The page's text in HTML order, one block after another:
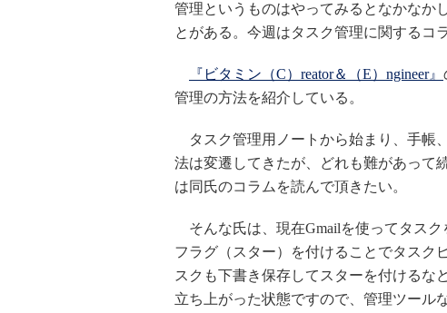
管理というものはやってみるとなかなか
とがある。今週はタスク管理に関するコ
『ビタミン（C）reator＆（E）ngineer』
管理の方法を紹介している。
タスク管理用ノートから始まり、手帳
法は変遷してきたが、どれも難があって
は同氏のコラムを読んで頂きたい。
そんな氏は、現在Gmailを使ってタス
フラグ（スター）を付けることでタスク
スクも下書き保存してスターを付けるな
立ち上がった状態ですので、管理ツール